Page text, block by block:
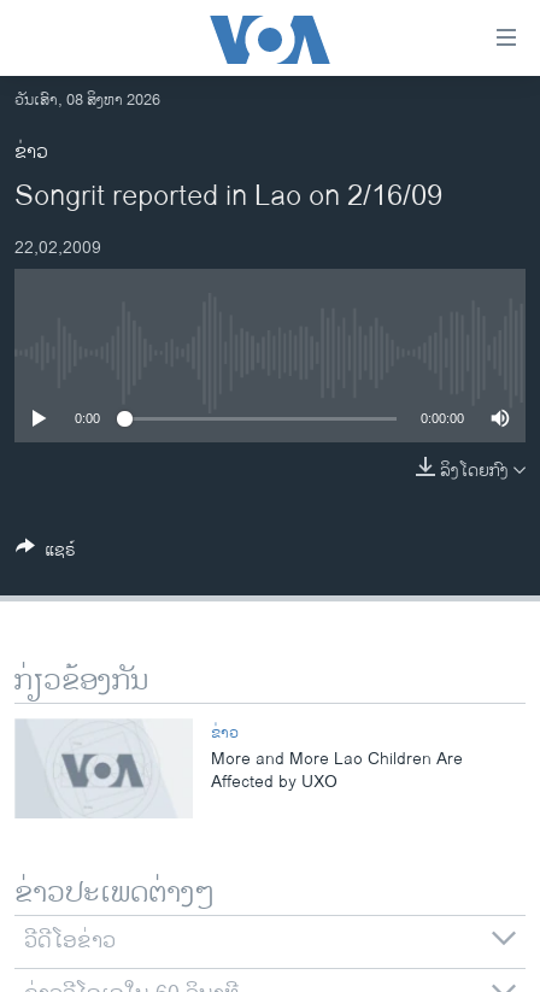
ເຂົ້າ
ຫາ
ຂ້າມ
ຂ້າມ
ໄປ
ອາເມຣິກາ
ການເລືອກຕັ້ງ ປະທານາທີບໍດີ ສະຫະລັດ 2024
ອິດສະຫຼະພາບດ້ານການຂ່າວ
ວິທະຍາສາດ-ເທັກໂນໂລຈີ
ທຸລະກິດ
ວີດີໂອ
ລາຍການກະຈາຍສຽງ
ລາຍງານ
ຕິດຕາມພວກເຮົາ ທີ່
ພາສາຕ່າງໆ
ວັນເສົາ, 08 ສິງຫາ 2026
ຂ່າວ
Songrit reported in Lao on 2/16/09
22,02,2009
0:00 0:00:00
ລິງໂດຍກົງ
ແຊຣ໌
ກ່ຽວຂ້ອງກັນ
ຂ່າວ
More and More Lao Children Are
Affected by UXO
ຂ່າວປະເພດຕ່າງໆ
ວີດີໂອຂ່າວ